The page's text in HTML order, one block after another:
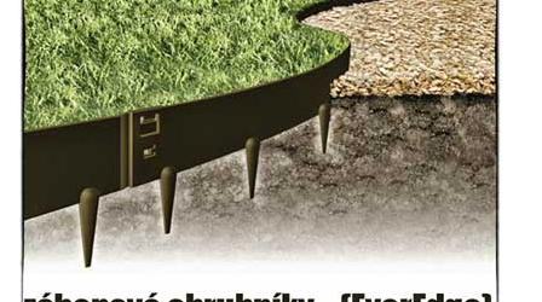
v Pnětlukách u Podsedic
Sloup Panny Marie jižně od Ploskovic
Sloup svatého Jana Nepomuckého v
Budyni nad Ohří
Sloup Panny Marie v klášteře v Oseku
Sloup Panny Marie se sochami svatého
Jana Nepomuckého a svatého Vavřince ve
Chcebuzi